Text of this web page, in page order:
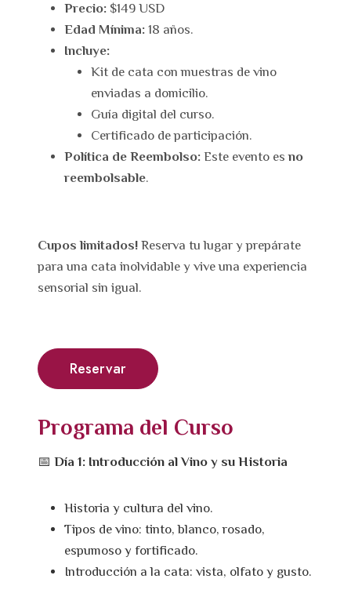
Precio: $149 USD
Edad Mínima: 18 años.
Incluye:
Kit de cata con muestras de vino
enviadas a domicilio.
Guía digital del curso.
Certificado de participación.
Política de Reembolso: Este evento esno
reembolsable.
Cupos limitados! Reserva tu lugar y prepárate
para una cata inolvidable y vive una experiencia
sensorial sin igual.
Reservar
Programa del Curso
📅 Día 1: Introducción al Vino y su Historia
Historia y cultura del vino.
Tipos de vino: tinto, blanco, rosado,
espumoso y fortificado.
Introducción a la cata: vista, olfato y gusto.